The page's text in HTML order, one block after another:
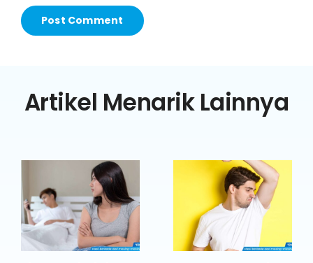
Artikel Menarik Lainnya